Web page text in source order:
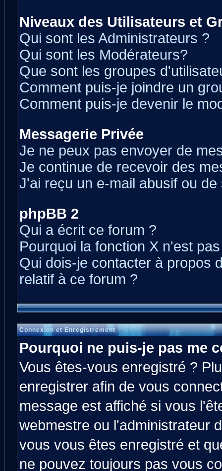
Niveaux des Utilisateurs et
Qui sont les Administrateurs ?
Qui sont les Modérateurs?
Que sont les groupes
Comment puis-je joindre un
Comment puis-je devenir le
Messagerie Privée
Je ne peux pas envoyer de
Je continue de recevoir des
J'ai reçu un e-mail abusif ou
phpBB 2
Qui a écrit ce forum ?
Pourquoi la fonction X n'est
Qui dois-je contacter à propos
relatif à ce forum ?
Connexion et Enregistrement
Pourquoi ne puis-je pas me
Vous êtes-vous enregistré ?
enregistrer afin de vous
message est affiché si vous
webmestre ou l'administrateur
vous vous êtes enregistré et
ne pouvez toujours pas vous